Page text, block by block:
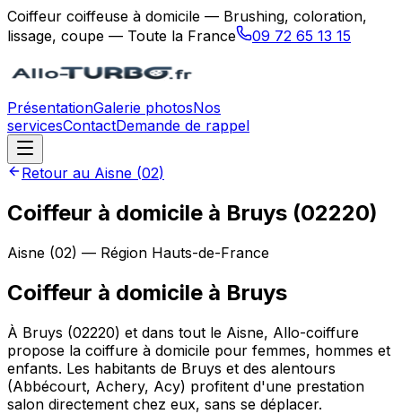
Coiffeur coiffeuse à domicile — Brushing, coloration,
lissage, coupe — Toute la France
09 72 65 13 15
PrésentationGalerie photosNos
servicesContactDemande de rappel
Retour au Aisne (02)
Coiffeur à domicile à Bruys (02220)
Aisne (02) — Région Hauts-de-France
Coiffeur à domicile à Bruys
À Bruys (02220) et dans tout le Aisne, Allo-coiffure
propose la coiffure à domicile pour femmes, hommes et
enfants. Les habitants de Bruys et des alentours
(Abbécourt, Achery, Acy) profitent d'une prestation
salon directement chez eux, sans se déplacer.